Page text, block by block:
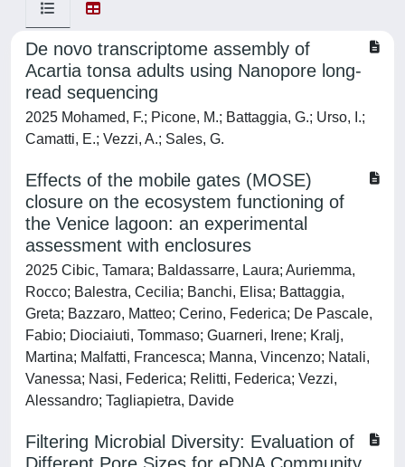
De novo transcriptome assembly of
Acartia tonsa adults using Nanopore long-
read sequencing
2025 Mohamed, F.; Picone, M.; Battaggia, G.; Urso, I.;
Camatti, E.; Vezzi, A.; Sales, G.
Effects of the mobile gates (MOSE)
closure on the ecosystem functioning of
the Venice lagoon: an experimental
assessment with enclosures
2025 Cibic, Tamara; Baldassarre, Laura; Auriemma,
Rocco; Balestra, Cecilia; Banchi, Elisa; Battaggia,
Greta; Bazzaro, Matteo; Cerino, Federica; De Pascale,
Fabio; Diociaiuti, Tommaso; Guarneri, Irene; Kralj,
Martina; Malfatti, Francesca; Manna, Vincenzo; Natali,
Vanessa; Nasi, Federica; Relitti, Federica; Vezzi,
Alessandro; Tagliapietra, Davide
Filtering Microbial Diversity: Evaluation of